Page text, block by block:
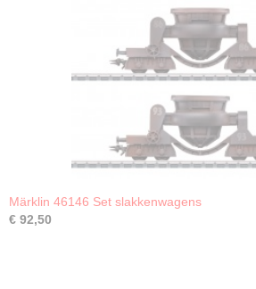
Märklin 46146 Set slakkenwagens
€ 92,50